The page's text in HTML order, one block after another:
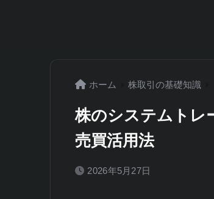
ホーム 株取引の基礎知識
株のシステムトレ
売買活用法
2026年5月27日